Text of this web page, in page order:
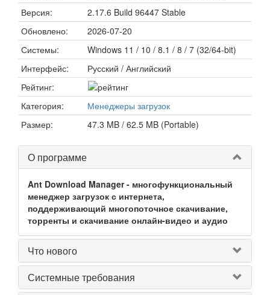
Версия:
2.17.6 Build 96447 Stable
Обновлено:
2026-07-20
Системы:
Windows 11 / 10 / 8.1 / 8 / 7 (32/64-bit)
Интерфейс:
Русский / Английский
Рейтинг:
Категория:
Менеджеры загрузок
Размер:
47.3 MB / 62.5 MB (Portable)
О программе
Ant Download Manager - многофункциональный
менеджер загрузок с интернета,
поддерживающий многопоточное скачивание,
торренты и скачивание онлайн-видео и аудио
Что нового
Системные требования